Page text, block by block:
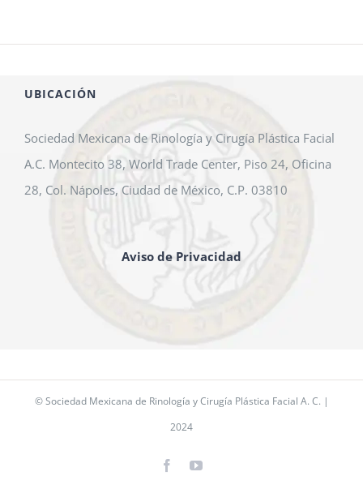
UBICACIÓN
Sociedad Mexicana de Rinología y Cirugía Plástica Facial
A.C. Montecito 38, World Trade Center, Piso 24, Oficina
28, Col. Nápoles, Ciudad de México, C.P. 03810
Aviso de Privacidad
© Sociedad Mexicana de Rinología y Cirugía Plástica Facial A. C. |
2024
FacebookYouTube